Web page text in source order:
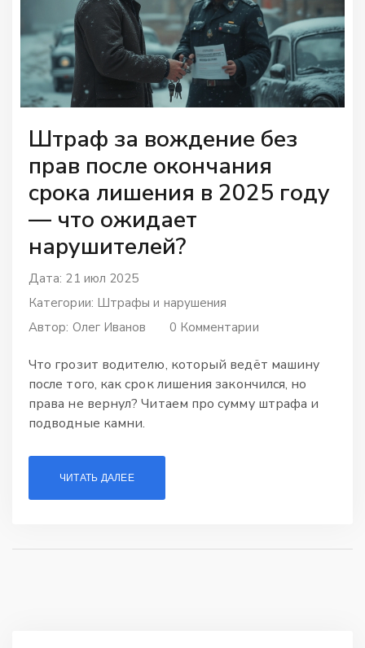
Штраф за вождение без
прав после окончания
срока лишения в 2025 году
— что ожидает
нарушителей?
Дата: 21 июл 2025
Категории: Штрафы и нарушения
Автор: Олег Иванов 0 Комментарии
Что грозит водителю, который ведёт машину
после того, как срок лишения закончился, но
права не вернул? Читаем про сумму штрафа и
подводные камни.
ЧИТАТЬ ДАЛЕЕ